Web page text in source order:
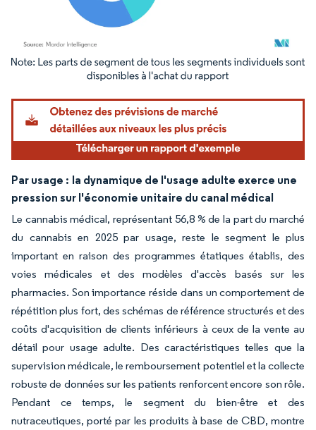
Image © Mordor Intelligence. La réutilisation nécessite une attribution sous CC BY
Par usage : la dynamique de l'usage adulte exerce une
pression sur l'économie unitaire du canal médical
Le cannabis médical, représentant 56,8 % de la part du marché
du cannabis en 2025 par usage, reste le segment le plus
important en raison des programmes étatiques établis, des
voies médicales et des modèles d'accès basés sur les
pharmacies. Son importance réside dans un comportement de
répétition plus fort, des schémas de référence structurés et des
coûts d'acquisition de clients inférieurs à ceux de la vente au
détail pour usage adulte. Des caractéristiques telles que la
supervision médicale, le remboursement potentiel et la collecte
robuste de données sur les patients renforcent encore son rôle.
Pendant ce temps, le segment du bien-être et des
nutraceutiques, porté par les produits à base de CBD, montre